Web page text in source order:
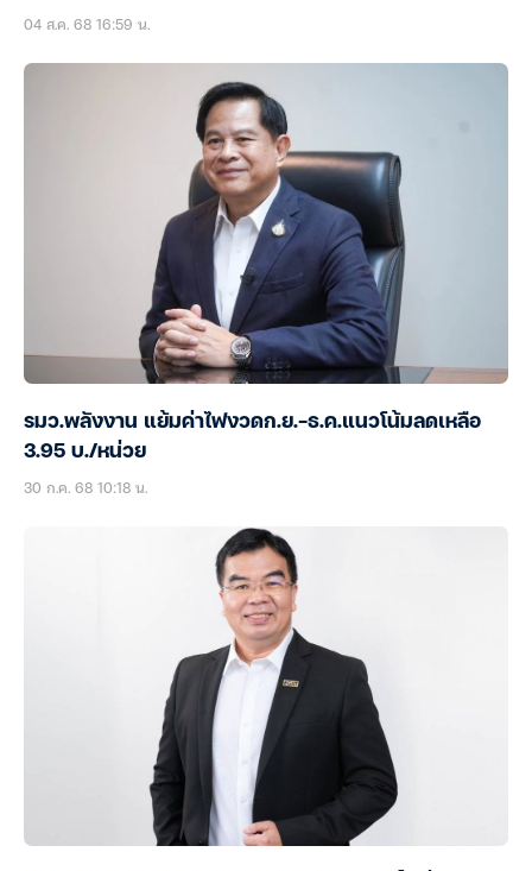
04 ส.ค. 68 16:59 น.
รมว.พลังงาน แย้มค่าไฟงวดก.ย.-ธ.ค.แนวโน้มลดเหลือ
3.95 บ./หน่วย
30 ก.ค. 68 10:18 น.